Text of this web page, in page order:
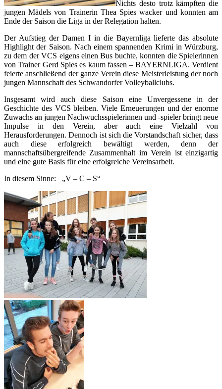
Nichts desto trotz kämpften die
jungen Mädels von Trainerin Thea Spies wacker und konnten am
Ende der Saison die Liga in der Relegation halten.
Der Aufstieg der Damen I in die Bayernliga lieferte das absolute
Highlight der Saison. Nach einem spannenden Krimi in Würzburg,
zu dem der VCS eigens einen Bus buchte, konnten die Spielerinnen
von Trainer Gerd Spies es kaum fassen – BAYERNLIGA. Verdient
feierte anschließend der ganze Verein diese Meisterleistung der noch
jungen Mannschaft des Schwandorfer Volleyballclubs.
Insgesamt wird auch diese Saison eine Unvergessene in der
Geschichte des VCS bleiben. Viele Erneuerungen und der enorme
Zuwachs an jungen Nachwuchsspielerinnen und -spieler bringt neue
Impulse in den Verein, aber auch eine Vielzahl von
Herausforderungen. Dennoch ist sich die Vorstandschaft sicher, dass
auch diese erfolgreich bewältigt werden, denn der
mannschaftsübergreifende Zusammenhalt im Verein ist einzigartig
und eine gute Basis für eine erfolgreiche Vereinsarbeit.
In diesem Sinne: „V – C – S“